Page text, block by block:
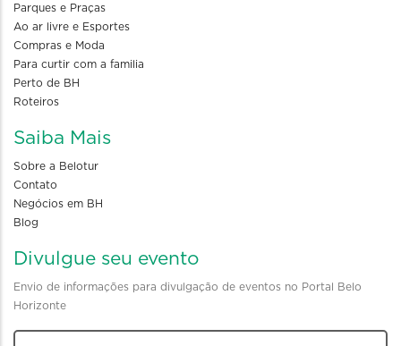
Parques e Praças
Ao ar livre e Esportes
Compras e Moda
Para curtir com a familia
Perto de BH
Roteiros
Saiba Mais
Sobre a Belotur
Contato
Negócios em BH
Blog
Divulgue seu evento
Envio de informações para divulgação de eventos no Portal Belo
Horizonte